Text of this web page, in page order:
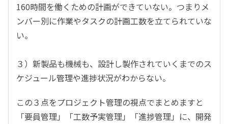
160時間を働くための計画ができていない。つまりメ
ンバー別に作業やタスクの計画工数を立てられていな
い。
３）新製品も機械も、設計し製作されていくまでのス
ケジュール管理や進捗状況がわからない。
この３点をプロジェクト管理の視点でまとめますと
「要員管理」「工数予実管理」「進捗管理」に、開発